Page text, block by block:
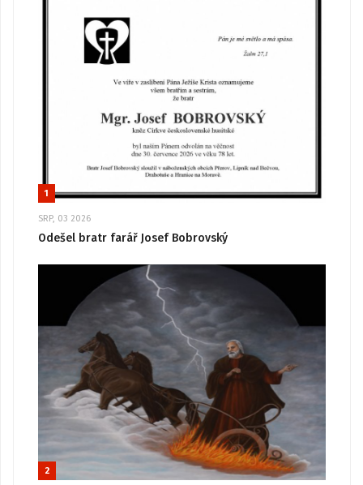
1
SRP, 03 2026
Odešel bratr farář Josef Bobrovský
2